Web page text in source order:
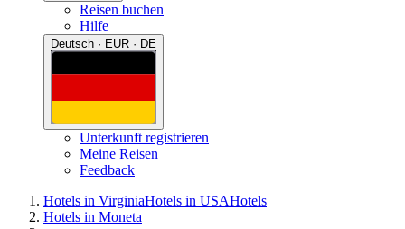
Reisen buchen
Hilfe
Deutsch · EUR · DE
Unterkunft registrieren
Meine Reisen
Feedback
Hotels in VirginiaHotels in USAHotels
Hotels in Moneta